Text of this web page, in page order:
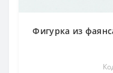
Фигурка из